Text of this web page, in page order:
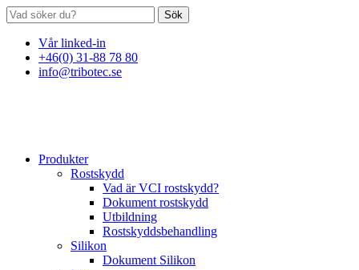
Sök
Vår linked-in
+46(0) 31-88 78 80
info@tribotec.se
Produkter
Rostskydd
Vad är VCI rostskydd?
Dokument rostskydd
Utbildning
Rostskyddsbehandling
Silikon
Dokument Silikon